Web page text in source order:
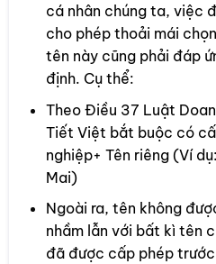
cá nhân chúng ta, việc
cho phép thoải mái
tên này cũng phải đáp
định. Cụ thể:
Theo Điều 37 Luật
Tiết Việt bắt buộc có
nghiệp+ Tên riêng (Ví
Mai)
Ngoài ra, tên không
nhầm lẫn với bất kì tên
đã được cấp phép